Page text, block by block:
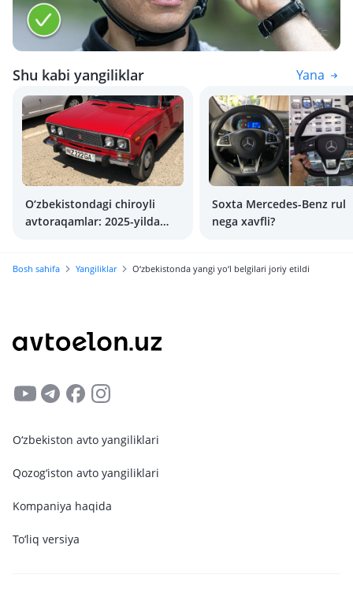
Shu kabi yangiliklar Yana
O‘zbekistondagi chiroyli
avtoraqamlar: 2025-yilda
Soxta Mercedes-Benz rul
nega xavfli?
Bosh sahifa Yangiliklar O‘zbekistonda yangi yo‘l belgilari joriy etildi
O‘zbekiston avto yangiliklari
Qozog‘iston avto yangiliklari
Kompaniya haqida
To‘liq versiya